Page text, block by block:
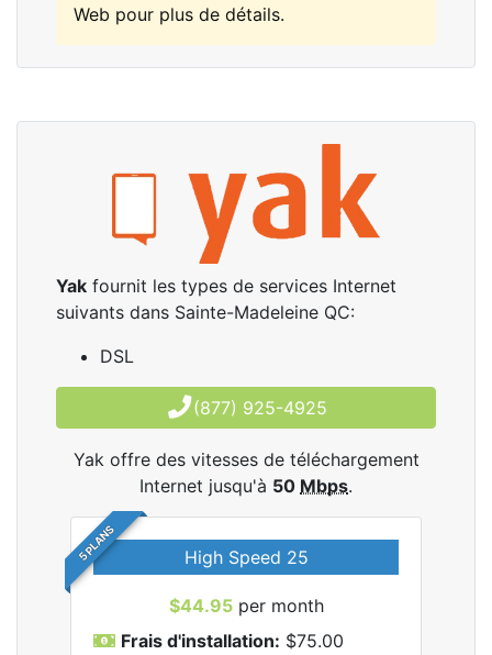
Web pour plus de détails.
Yak fournit les types de services Internet
suivants dans Sainte-Madeleine QC:
DSL
(877) 925-4925
Yak offre des vitesses de téléchargement
Internet jusqu'à 50 Mbps.
5 PLANS High Speed 25
$44.95per month
Frais d'installation: $75.00